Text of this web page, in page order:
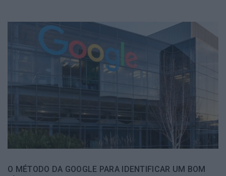
O MÉTODO DA GOOGLE PARA IDENTIFICAR UM BOM